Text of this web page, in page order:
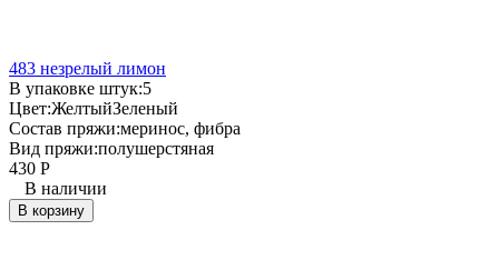
483 незрелый лимон
В упаковке штук:5
Цвет:ЖелтыйЗеленый
Состав пряжи:меринос, фибра
Вид пряжи:полушерстяная
430 Р
В наличии
В корзину